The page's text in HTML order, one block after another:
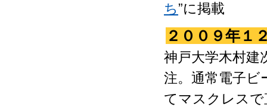
ち”に掲載
２００９年１
神戸大学木村建
注。通常電子ビ
てマスクレス